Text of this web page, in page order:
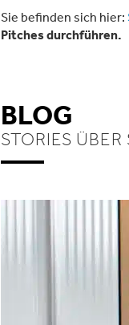
Sie befinden sich hier:
Pitches durchführen.
BLOG
STORIES